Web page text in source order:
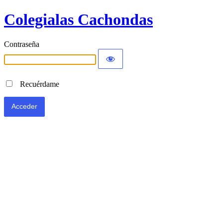
Colegialas Cachondas
Contraseña
Recuérdame